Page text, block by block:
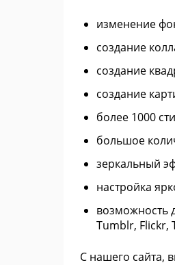
изменение
создание
создание
создание
более 1000
большое
зеркальный
настройка
возможность
Tumblr, Flickr,
С нашего сайта,